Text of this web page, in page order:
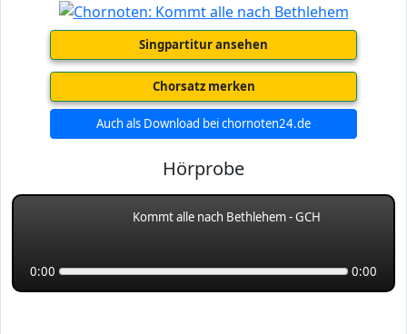
Singpartitur ansehen
Chorsatz merken
Auch als Download bei chornoten24.de
Hörprobe
Kommt alle nach Bethlehem - GCH
0:00 0:00